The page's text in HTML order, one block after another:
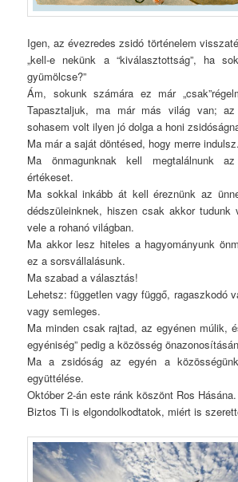
Igen, az évezredes zsidó történelem
„kell-e nekünk a “kiválasztottság”, ha
gyümölcse?”
Ám, sokunk számára ez már
Tapasztaljuk, ma már más világ van; az
sohasem volt ilyen jó dolga a honi
Ma már a saját döntésed, hogy merre indulsz.
Ma önmagunknak kell megtalálnunk
értékeset.
Ma sokkal inkább át kell éreznünk az
dédszüleinknek, hiszen csak akkor tudunk
vele a rohanó világban.
Ma akkor lesz hiteles a hagyományunk
ez a sorsvállalásunk.
Ma szabad a választás!
Lehetsz: független vagy függő, ragaszkodó
vagy semleges.
Ma minden csak rajtad, az egyénen múlik,
egyéniség” pedig a közösség
Ma a zsidóság az egyén a
együttélése.
Október 2-án este ránk köszönt Ros Hásána.
Biztos Ti is elgondolkodtatok, miért is